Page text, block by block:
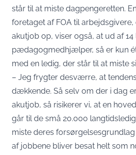
står til at miste dagpengeretten.
foretaget af FOA til arbejdsgivere,
akutjob op, viser også, at ud af
pædagogmedhjælper, så er kun
med en ledig, der står til at miste
– Jeg frygter desværre, at
dækkende. Så selv om der i dag
akutjob, så risikerer vi, at en
går til de små 20.000
miste deres
af jobbene bliver besat helt som